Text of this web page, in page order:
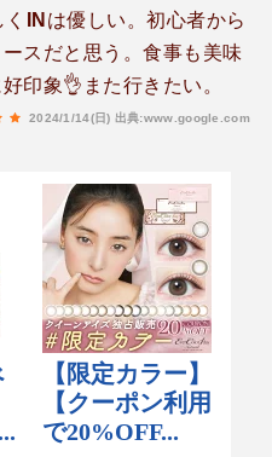
INは優しい。初心者から
ースだと思う。食事も美味
印象👌また行きたい。
2024/1/14(日) 出典:www.google.com